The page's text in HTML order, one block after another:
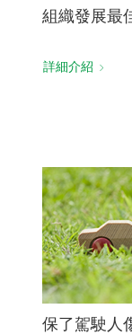
組織發展最
詳細介紹
保了駕駛人